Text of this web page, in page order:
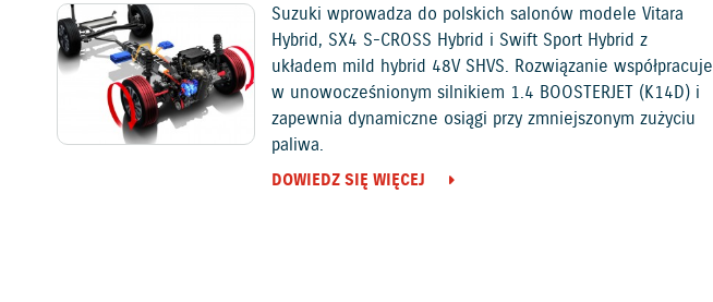
Suzuki wprowadza do polskich salonów modele Vitara
Hybrid, SX4 S-CROSS Hybrid i Swift Sport Hybrid z
układem mild hybrid 48V SHVS. Rozwiązanie współpracuje
w unowocześnionym silnikiem 1.4 BOOSTERJET (K14D) i
zapewnia dynamiczne osiągi przy zmniejszonym zużyciu
paliwa.
DOWIEDZ SIĘ WIĘCEJ